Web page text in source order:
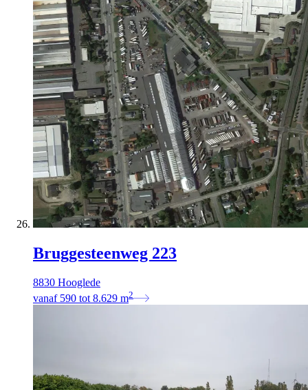
Bruggesteenweg 223
8830 Hooglede
vanaf 590 tot 8.629 m2